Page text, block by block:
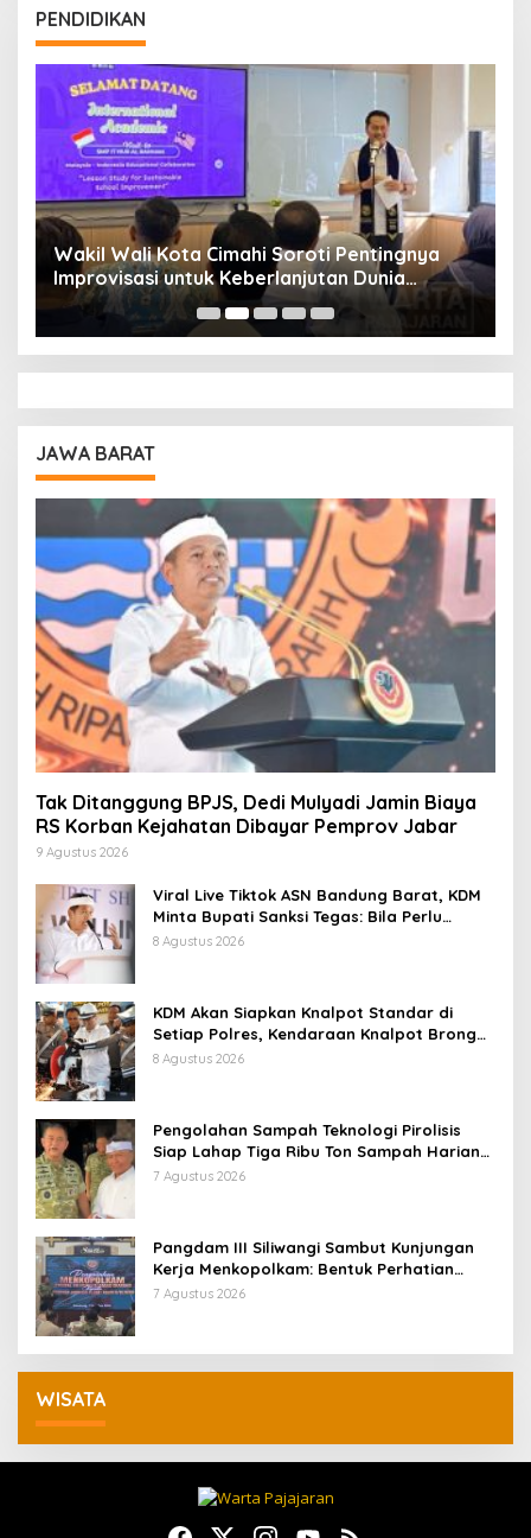
PENDIDIKAN
Wakil Wali Kota Cimahi Soroti Pentingnya
Improvisasi untuk Keberlanjutan Dunia
Pendidikan
JAWA BARAT
Tak Ditanggung BPJS, Dedi Mulyadi Jamin Biaya
RS Korban Kejahatan Dibayar Pemprov Jabar
9 Agustus 2026
Viral Live Tiktok ASN Bandung Barat, KDM
Minta Bupati Sanksi Tegas: Bila Perlu
Pemberhentian
8 Agustus 2026
KDM Akan Siapkan Knalpot Standar di
Setiap Polres, Kendaraan Knalpot Brong
Tertangkap Langsung Ganti
8 Agustus 2026
Pengolahan Sampah Teknologi Pirolisis
Siap Lahap Tiga Ribu Ton Sampah Harian
Jawa Barat
7 Agustus 2026
Pangdam III Siliwangi Sambut Kunjungan
Kerja Menkopolkam: Bentuk Perhatian
Pemerintah
7 Agustus 2026
WISATA